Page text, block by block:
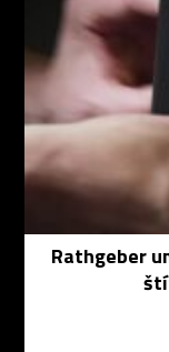
Rathgeber